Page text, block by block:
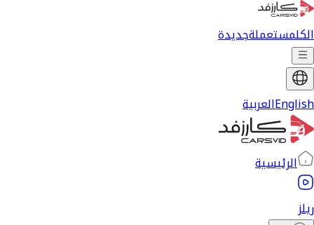
الكلمستعملةجديدة
Englishالعربية
الرئيسية
ريلز